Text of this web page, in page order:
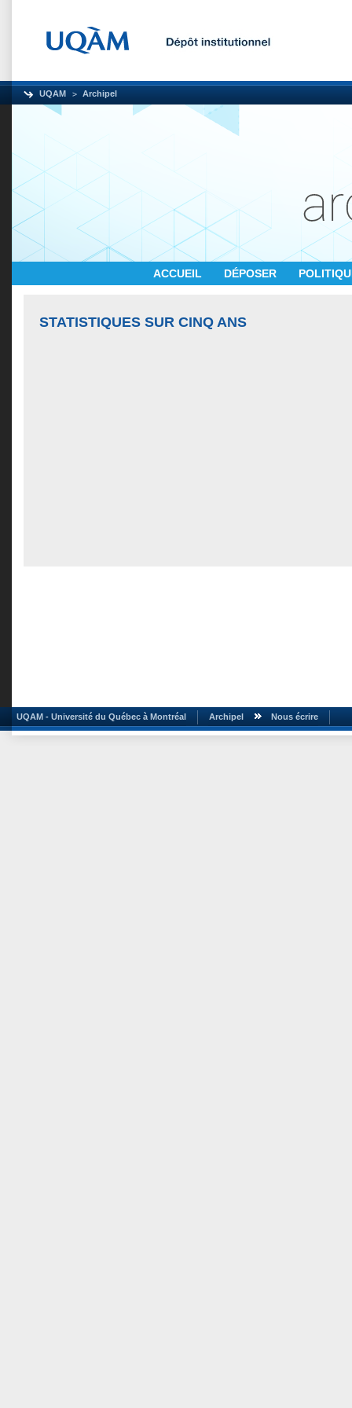
UQAM Archipel
ACCUEIL DÉPOSER
STATISTIQUES SUR CINQ ANS
UQAM - Université du Québec à Montréal Archipel Nous écrire